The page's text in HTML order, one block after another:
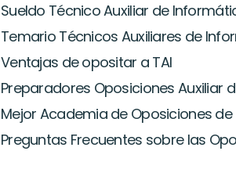
Sueldo Técnico Auxiliar de
Temario Técnicos Auxiliares de
Ventajas de opositar a TAI
Preparadores Oposiciones Auxiliar
Mejor Academia de Oposiciones
Preguntas Frecuentes sobre las